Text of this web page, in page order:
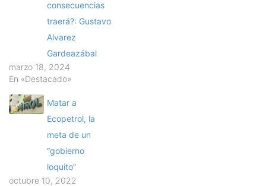
consecuencias
traerá?: Gustavo
Alvarez
Gardeazábal
marzo 18, 2024
En «Destacado»
Matar a
Ecopetrol, la
meta de un
“gobierno
loquito”
octubre 10, 2022